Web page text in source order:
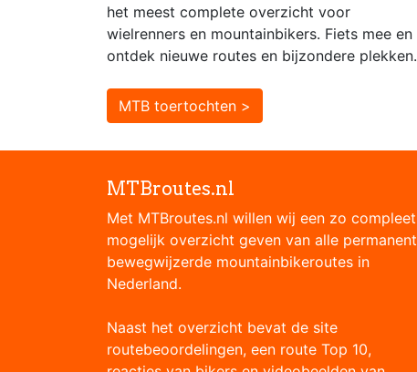
het meest complete overzicht voor
wielrenners en mountainbikers. Fiets mee en
ontdek nieuwe routes en bijzondere plekken.
MTB toertochten >
MTBroutes.nl
Met MTBroutes.nl willen wij een zo compleet
mogelijk overzicht geven van alle permanent
bewegwijzerde mountainbikeroutes in
Nederland.
Naast het overzicht bevat de site
routebeoordelingen, een route Top 10,